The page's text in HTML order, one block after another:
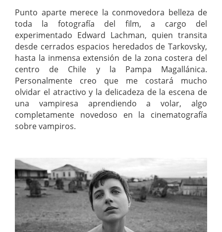
Punto aparte merece la conmovedora belleza de
toda la fotografía del film, a cargo del
experimentado Edward Lachman, quien transita
desde cerrados espacios heredados de Tarkovsky,
hasta la inmensa extensión de la zona costera del
centro de Chile y la Pampa Magallánica.
Personalmente creo que me costará mucho
olvidar el atractivo y la delicadeza de la escena de
una vampiresa aprendiendo a volar, algo
completamente novedoso en la cinematografía
sobre vampiros.